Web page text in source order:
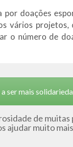
doações
vários projetos,
o número de
ser mais
de muitas
ajudar muito